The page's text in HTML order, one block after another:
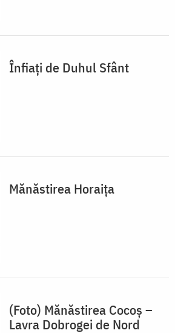
Înfiați de Duhul Sfânt
Mănăstirea Horaița
(Foto) Mănăstirea Cocoș –
Lavra Dobrogei de Nord